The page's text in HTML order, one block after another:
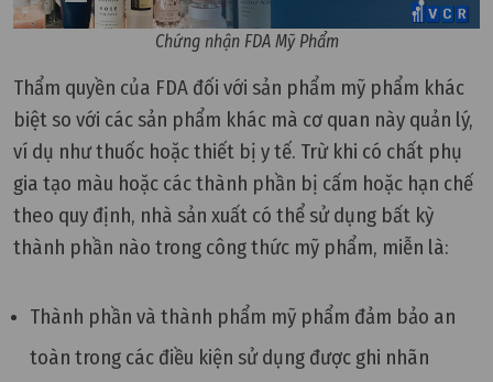
Chứng nhận FDA Mỹ Phẩm
Thẩm quyền của FDA đối với sản phẩm mỹ phẩm khác
biệt so với các sản phẩm khác mà cơ quan này quản lý,
ví dụ như thuốc hoặc thiết bị y tế. Trừ khi có chất phụ
gia tạo màu hoặc các thành phần bị cấm hoặc hạn chế
theo quy định, nhà sản xuất có thể sử dụng bất kỳ
thành phần nào trong công thức mỹ phẩm, miễn là:
Thành phần và thành phẩm mỹ phẩm đảm bảo an
toàn trong các điều kiện sử dụng được ghi nhãn